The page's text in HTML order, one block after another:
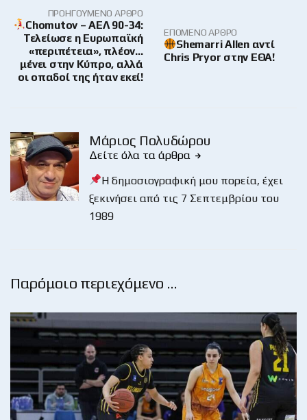
ΠΡΟΗΓΟΎΜΕΝΟ ΆΡΘΡΟ
Chomutov – ΑΕΛ 90-34:
Τελείωσε η Ευρωπαϊκή
«περιπέτεια», πλέον…
μένει στην Κύπρο, αλλά
οι οπαδοί της ήταν εκεί!
ΕΠΌΜΕΝΟ ΆΡΘΡΟ
Shemarri Allen αντί
Chris Pryor στην ΕΘΑ!
Μάριος Πολυδώρου
Δείτε όλα τα άρθρα
Η δημοσιογραφική μου πορεία, έχει
ξεκινήσει από τις 7 Σεπτεμβρίου του
1989
Παρόμοιο περιεχόμενο …